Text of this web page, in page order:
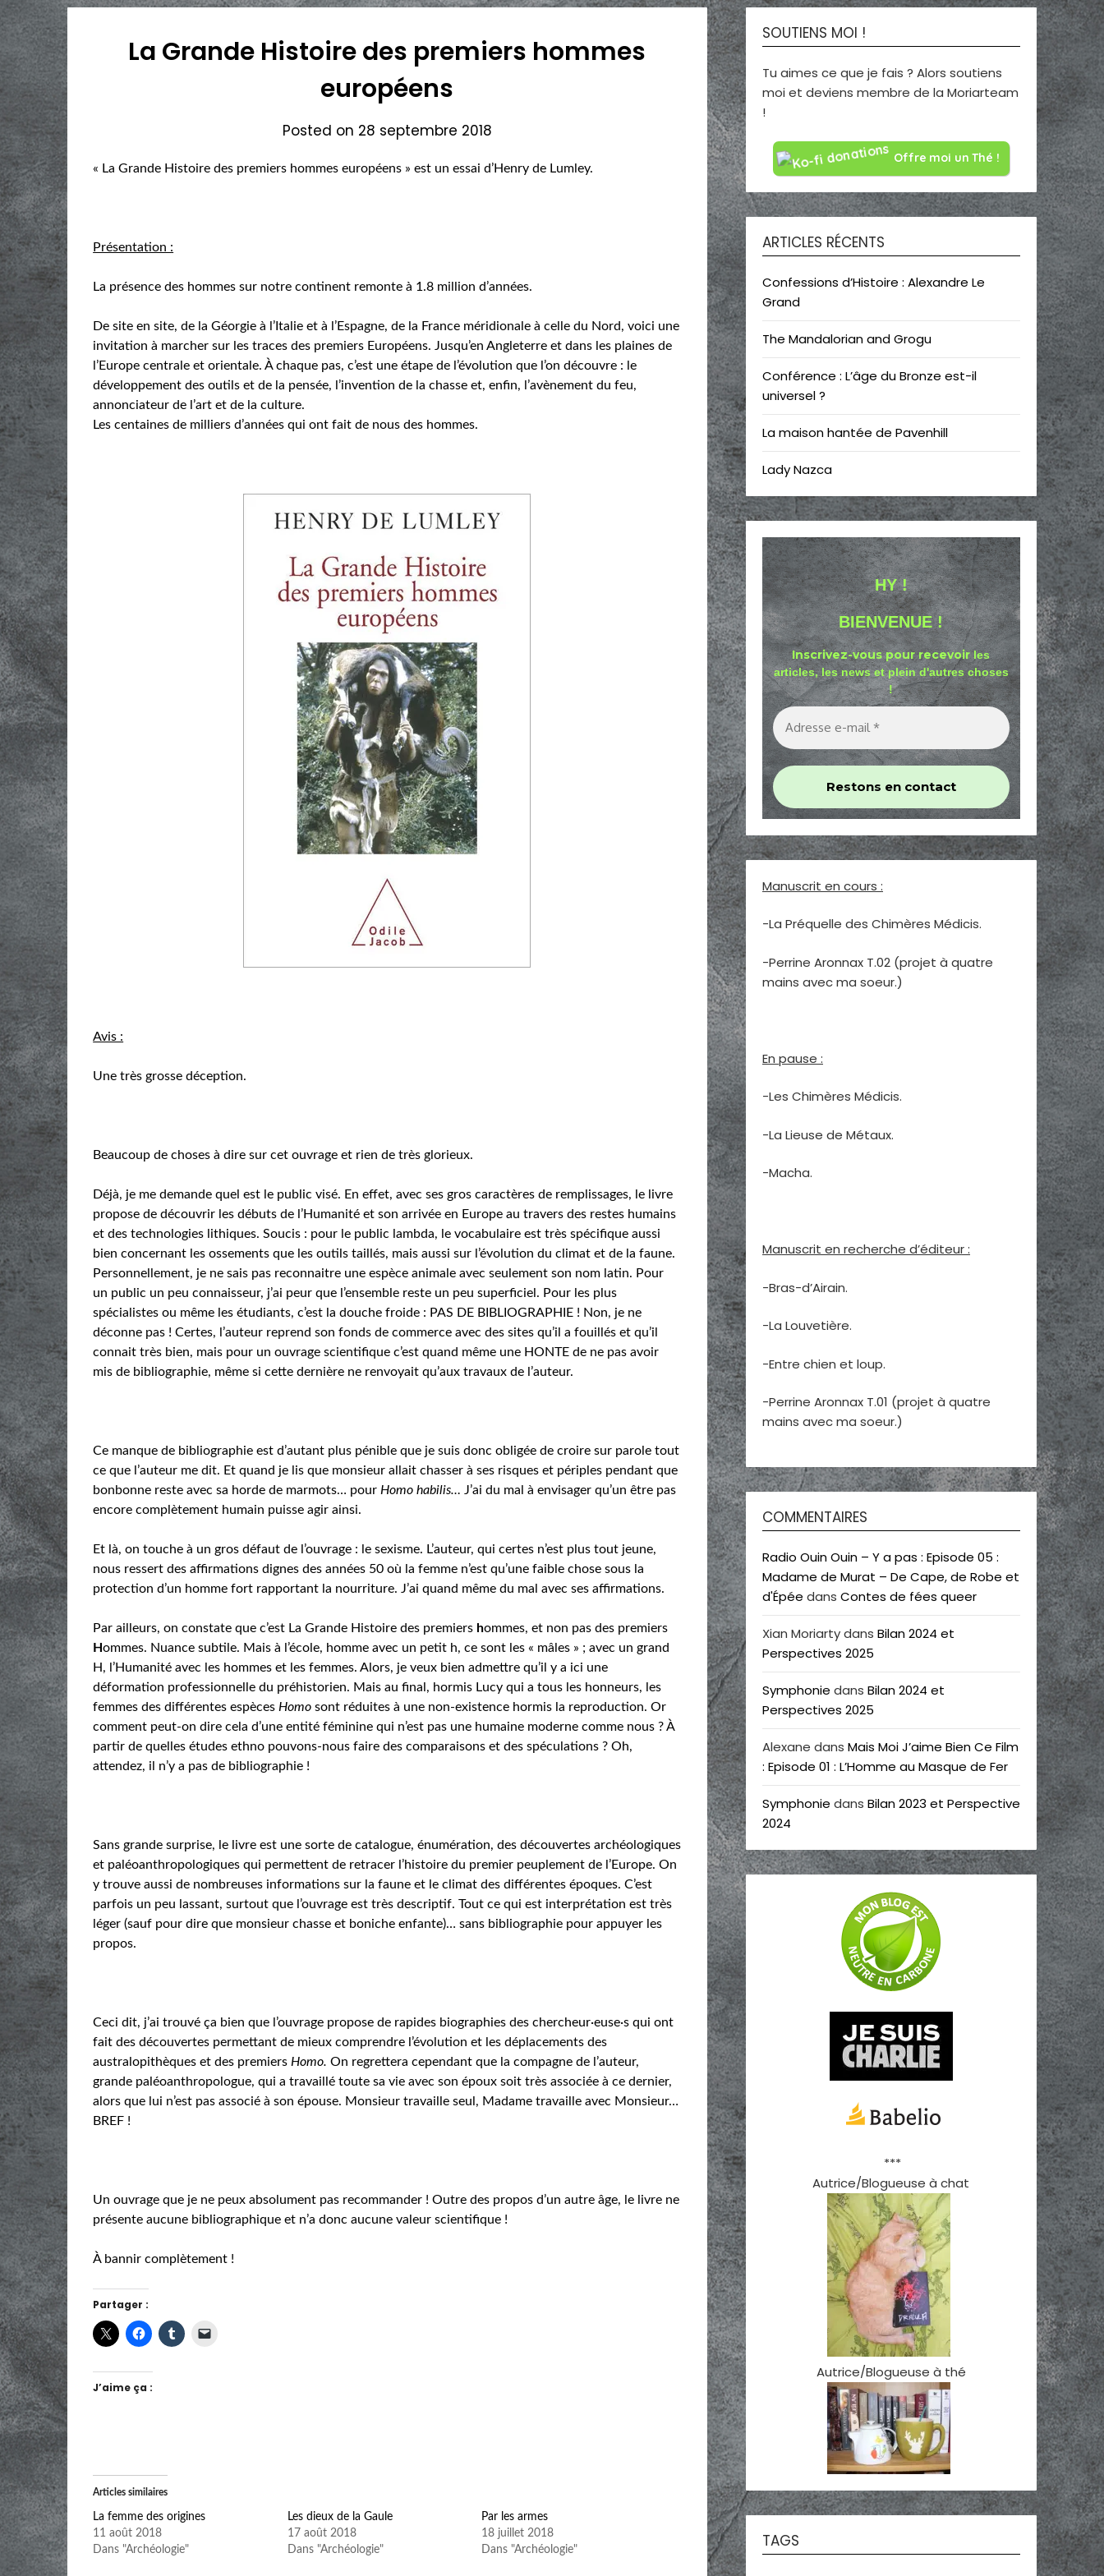
La Grande Histoire des premiers hommes
européens
Posted on 28 septembre 2018
« La Grande Histoire des premiers hommes européens » est un essai d’Henry de Lumley.
Présentation :
La présence des hommes sur notre continent remonte à 1.8 million d’années.
De site en site, de la Géorgie à l’Italie et à l’Espagne, de la France méridionale à celle du Nord, voici une
invitation à marcher sur les traces des premiers Européens. Jusqu’en Angleterre et dans les plaines de
l’Europe centrale et orientale. À chaque pas, c’est une étape de l’évolution que l’on découvre : le
développement des outils et de la pensée, l’invention de la chasse et, enfin, l’avènement du feu,
annonciateur de l’art et de la culture.
Les centaines de milliers d’années qui ont fait de nous des hommes.
Avis :
Une très grosse déception.
Beaucoup de choses à dire sur cet ouvrage et rien de très glorieux.
Déjà, je me demande quel est le public visé. En effet, avec ses gros caractères de remplissages, le livre
propose de découvrir les débuts de l’Humanité et son arrivée en Europe au travers des restes humains
et des technologies lithiques. Soucis : pour le public lambda, le vocabulaire est très spécifique aussi
bien concernant les ossements que les outils taillés, mais aussi sur l’évolution du climat et de la faune.
Personnellement, je ne sais pas reconnaitre une espèce animale avec seulement son nom latin. Pour
un public un peu connaisseur, j’ai peur que l’ensemble reste un peu superficiel. Pour les plus
spécialistes ou même les étudiants, c’est la douche froide : PAS DE BIBLIOGRAPHIE ! Non, je ne
déconne pas ! Certes, l’auteur reprend son fonds de commerce avec des sites qu’il a fouillés et qu’il
connait très bien, mais pour un ouvrage scientifique c’est quand même une HONTE de ne pas avoir
mis de bibliographie, même si cette dernière ne renvoyait qu’aux travaux de l’auteur.
Ce manque de bibliographie est d’autant plus pénible que je suis donc obligée de croire sur parole tout
ce que l’auteur me dit. Et quand je lis que monsieur allait chasser à ses risques et périples pendant que
bonbonne reste avec sa horde de marmots… pour Homo habilis… J’ai du mal à envisager qu’un être pas
encore complètement humain puisse agir ainsi.
Et là, on touche à un gros défaut de l’ouvrage : le sexisme. L’auteur, qui certes n’est plus tout jeune,
nous ressert des affirmations dignes des années 50 où la femme n’est qu’une faible chose sous la
protection d’un homme fort rapportant la nourriture. J’ai quand même du mal avec ses affirmations.
Par ailleurs, on constate que c’est La Grande Histoire des premiers hommes, et non pas des premiers
Hommes. Nuance subtile. Mais à l’école, homme avec un petit h, ce sont les « mâles » ; avec un grand
H, l’Humanité avec les hommes et les femmes. Alors, je veux bien admettre qu’il y a ici une
déformation professionnelle du préhistorien. Mais au final, hormis Lucy qui a tous les honneurs, les
femmes des différentes espèces Homo sont réduites à une non-existence hormis la reproduction. Or
comment peut-on dire cela d’une entité féminine qui n’est pas une humaine moderne comme nous ? À
partir de quelles études ethno pouvons-nous faire des comparaisons et des spéculations ? Oh,
attendez, il n’y a pas de bibliographie !
Sans grande surprise, le livre est une sorte de catalogue, énumération, des découvertes archéologiques
et paléoanthropologiques qui permettent de retracer l’histoire du premier peuplement de l’Europe. On
y trouve aussi de nombreuses informations sur la faune et le climat des différentes époques. C’est
parfois un peu lassant, surtout que l’ouvrage est très descriptif. Tout ce qui est interprétation est très
léger (sauf pour dire que monsieur chasse et boniche enfante)… sans bibliographie pour appuyer les
propos.
Ceci dit, j’ai trouvé ça bien que l’ouvrage propose de rapides biographies des chercheur·euse·s qui ont
fait des découvertes permettant de mieux comprendre l’évolution et les déplacements des
australopithèques et des premiers Homo.On regrettera cependant que la compagne de l’auteur,
grande paléoanthropologue, qui a travaillé toute sa vie avec son époux soit très associée à ce dernier,
alors que lui n’est pas associé à son épouse. Monsieur travaille seul, Madame travaille avec Monsieur…
BREF !
Un ouvrage que je ne peux absolument pas recommander ! Outre des propos d’un autre âge, le livre ne
présente aucune bibliographique et n’a donc aucune valeur scientifique !
À bannir complètement !
Partager :
J’aime ça :
Articles similaires
La femme des origines
11 août 2018
Dans "Archéologie"
Les dieux de la Gaule
17 août 2018
Dans "Archéologie"
Par les armes
18 juillet 2018
Dans "Archéologie"
SOUTIENS MOI !
Tu aimes ce que je fais ? Alors soutiens
moi et deviens membre de la Moriarteam
!
Offre moi un Thé !
ARTICLES RÉCENTS
Confessions d’Histoire : Alexandre Le
Grand
The Mandalorian and Grogu
Conférence : L’âge du Bronze est-il
universel ?
La maison hantée de Pavenhill
Lady Nazca
HY !
BIENVENUE !
Inscrivez-vous pour recevoirles
articles, les news et plein d'autres choses
!
Manuscrit en cours :
-La Préquelle des Chimères Médicis.
-Perrine Aronnax T.02 (projet à quatre
mains avec ma soeur.)
En pause :
-Les Chimères Médicis.
-La Lieuse de Métaux.
-Macha.
Manuscrit en recherche d’éditeur :
-Bras-d’Airain.
-La Louvetière.
-Entre chien et loup.
-Perrine Aronnax T.01 (projet à quatre
mains avec ma soeur.)
COMMENTAIRES
Radio Ouin Ouin – Y a pas : Episode 05 :
Madame de Murat – De Cape, de Robe et
d'Épée dans Contes de fées queer
Xian Moriartydans Bilan 2024 et
Perspectives 2025
Symphonie dans Bilan 2024 et
Perspectives 2025
Alexane dans Mais Moi J’aime Bien Ce Film
: Episode 01 : L’Homme au Masque de Fer
Symphonie dans Bilan 2023 et Perspective
2024
***
Autrice/Blogueuse à chat
Autrice/Blogueuse à thé
TAGS